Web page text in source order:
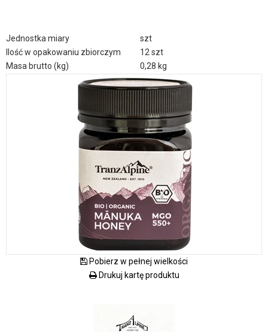
Jednostka miary
szt
Ilość w opakowaniu zbiorczym
12 szt
Masa brutto (kg)
0,28 kg
Pobierz w pełnej wielkości
Drukuj kartę produktu